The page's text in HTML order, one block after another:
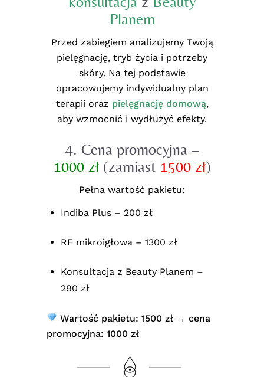
Planem
Przed zabiegiem analizujemy Twoją
pielęgnację, tryb życia i potrzeby
skóry. Na tej podstawie
opracowujemy indywidualny plan
terapii oraz pielęgnację domową,
aby wzmocnić i wydłużyć efekty.
4. Cena promocyjna –
1000 zł(zamiast 1500 zł)
Pełna wartość pakietu:
Indiba Plus – 200 zł
RF mikroigłowa – 1300 zł
Konsultacja z Beauty Planem –
290 zł
Wartość pakietu: 1500 zł → cena
promocyjna: 1000 zł